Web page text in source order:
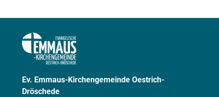
Ev. Emmaus-Kirchengemeinde Oestrich-
Dröschede